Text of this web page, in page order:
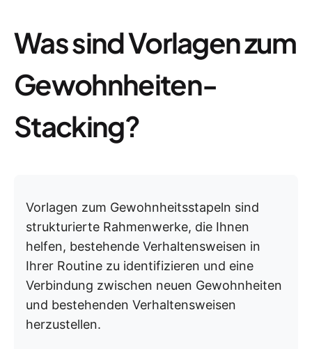
Was sind Vorlagen zum
Gewohnheiten-
Stacking?
Vorlagen zum Gewohnheitsstapeln sind
strukturierte Rahmenwerke, die Ihnen
helfen, bestehende Verhaltensweisen in
Ihrer Routine zu identifizieren und eine
Verbindung zwischen neuen Gewohnheiten
und bestehenden Verhaltensweisen
herzustellen.